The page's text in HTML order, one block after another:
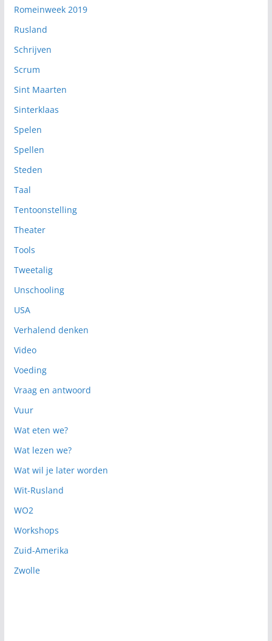
Romeinweek 2019
Rusland
Schrijven
Scrum
Sint Maarten
Sinterklaas
Spelen
Spellen
Steden
Taal
Tentoonstelling
Theater
Tools
Tweetalig
Unschooling
USA
Verhalend denken
Video
Voeding
Vraag en antwoord
Vuur
Wat eten we?
Wat lezen we?
Wat wil je later worden
Wit-Rusland
WO2
Workshops
Zuid-Amerika
Zwolle